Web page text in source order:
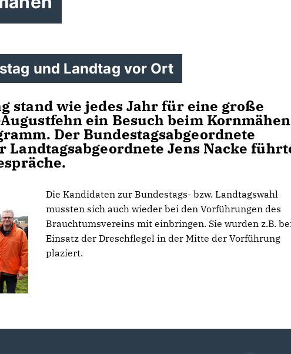
und Landtag vor Ort
stand wie jedes Jahr für eine große
ein Besuch beim
Der Bundestagsabgeordnete
Landtagsabgeordnete Jens Nacke
Die Kandidaten zur Bundestags- bzw. Landtagswahl
mussten sich auch wieder bei den Vorführungen des
Brauchtumsvereins mit einbringen. Sie wurden z.B.
Einsatz der Dreschflegel in der Mitte der Vorführung
plaziert.